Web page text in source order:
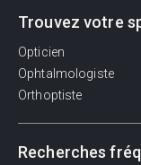
Trouvez votre
Opticien
Ophtalmologiste
Orthoptiste
Recherches